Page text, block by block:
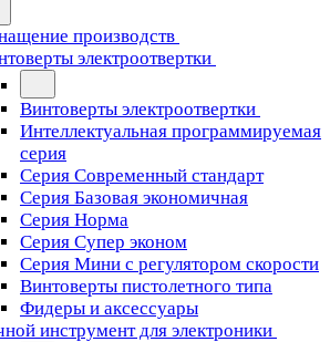
производств
электроотвертки
Винтоверты электроотвертки
Интеллектуальная программируемая
серия
Серия Современный стандарт
Серия Базовая экономичная
Серия Норма
Серия Cупер эконом
Серия Мини с регулятором скорости
Винтоверты пистолетного типа
Фидеры и аксессуары
инструмент для электроники